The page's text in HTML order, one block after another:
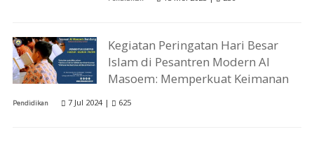
Kegiatan Peringatan Hari Besar
Islam di Pesantren Modern Al
Masoem: Memperkuat Keimanan
Pendidikan 7 Jul 2024 | 625